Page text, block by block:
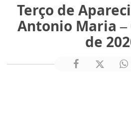
Terço de
Antonio Maria –
de